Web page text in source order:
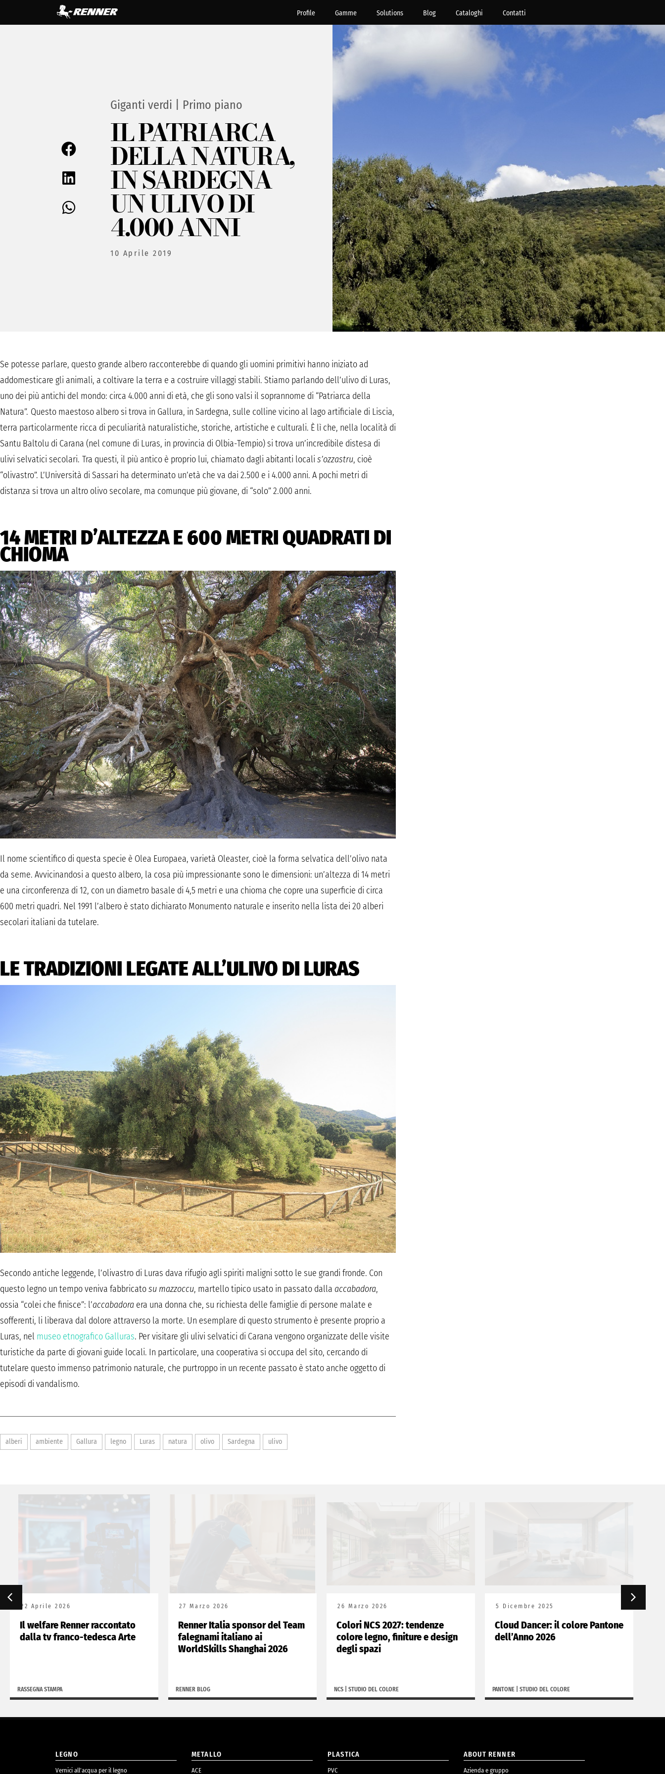
Profile Gamme Solutions Blog Cataloghi Contatti
Giganti verdi Primo piano
IL PATRIARCA
DELLA NATURA,
IN SARDEGNA
UN ULIVO DI
4.000 ANNI
10 Aprile 2019
Se potesse parlare, questo grande albero racconterebbe di quando gli uomini primitivi hanno iniziato ad
addomesticare gli animali, a coltivare la terra e a costruire villaggi stabili. Stiamo parlando dell’ulivo di Luras,
uno dei più antichi del mondo: circa 4.000 anni di età, che gli sono valsi il soprannome di “Patriarca della
Natura”. Questo maestoso albero si trova in Gallura, in Sardegna, sulle colline vicino al lago artificiale di Liscia,
terra particolarmente ricca di peculiarità naturalistiche, storiche, artistiche e culturali. È lì che, nella località di
Santu Baltolu di Carana (nel comune di Luras, in provincia di Olbia-Tempio) si trova un’incredibile distesa di
ulivi selvatici secolari. Tra questi, il più antico è proprio lui, chiamato dagli abitanti locali s’ozzastru, cioè
“olivastro”. L’Università di Sassari ha determinato un’età che va dai 2.500 e i 4.000 anni. A pochi metri di
distanza si trova un altro olivo secolare, ma comunque più giovane, di “solo” 2.000 anni.
14 METRI D’ALTEZZA E 600 METRI QUADRATI DI
CHIOMA
Il nome scientifico di questa specie è Olea Europaea, varietà Oleaster, cioè la forma selvatica dell’olivo nata
da seme. Avvicinandosi a questo albero, la cosa più impressionante sono le dimensioni: un’altezza di 14 metri
e una circonferenza di 12, con un diametro basale di 4,5 metri e una chioma che copre una superficie di circa
600 metri quadri. Nel 1991 l’albero è stato dichiarato Monumento naturale e inserito nella lista dei 20 alberi
secolari italiani da tutelare.
LE TRADIZIONI LEGATE ALL’ULIVO DI LURAS
Secondo antiche leggende, l’olivastro di Luras dava rifugio agli spiriti maligni sotto le sue grandi fronde. Con
questo legno un tempo veniva fabbricatosu mazzoccu, martello tipico usato in passato dalla accabadora,
ossia “colei che finisce”: l’accabadora era una donna che, su richiesta delle famiglie di persone malate e
sofferenti, li liberava dal dolore attraverso la morte. Un esemplare di questo strumento è presente proprio a
Luras, nel museo etnografico Galluras. Per visitare gli ulivi selvatici di Carana vengono organizzate delle visite
turistiche da parte di giovani guide locali. In particolare, una cooperativa si occupa del sito, cercando di
tutelare questo immenso patrimonio naturale, che purtroppo in un recente passato è stato anche oggetto di
episodi di vandalismo.
alberi ambiente Gallura legno Luras natura olivo Sardegna ulivo
22 Aprile 2026
Il welfare Renner raccontato
dalla tv franco-tedesca Arte
RASSEGNA STAMPA
27 Marzo 2026
Renner Italia sponsor del Team
falegnami italiano ai
WorldSkills Shanghai 2026
RENNER BLOG
26 Marzo 2026
Colori NCS 2027: tendenze
colore legno, finiture e design
degli spazi
NCS STUDIO DEL COLORE
5 Dicembre 2025
Cloud Dancer: il colore Pantone
dell’Anno 2026
PANTONE STUDIO DEL COLORE
LEGNO
Vernici all’acqua per il legno
METALLO
ACE
PLASTICA
PVC
ABOUT RENNER
Azienda e gruppo